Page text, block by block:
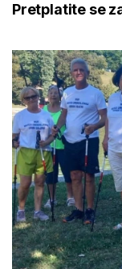
Pretplatite se